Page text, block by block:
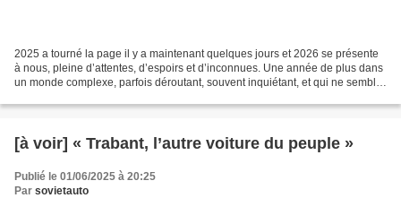
2025 a tourné la page il y a maintenant quelques jours et 2026 se présente
à nous, pleine d’attentes, d’espoirs et d’inconnues. Une année de plus dans
un monde complexe, parfois déroutant, souvent inquiétant, et qui ne semble
[à voir] « Trabant, l’autre voiture du peuple »
Publié le 01/06/2025 à 20:25
Par sovietauto